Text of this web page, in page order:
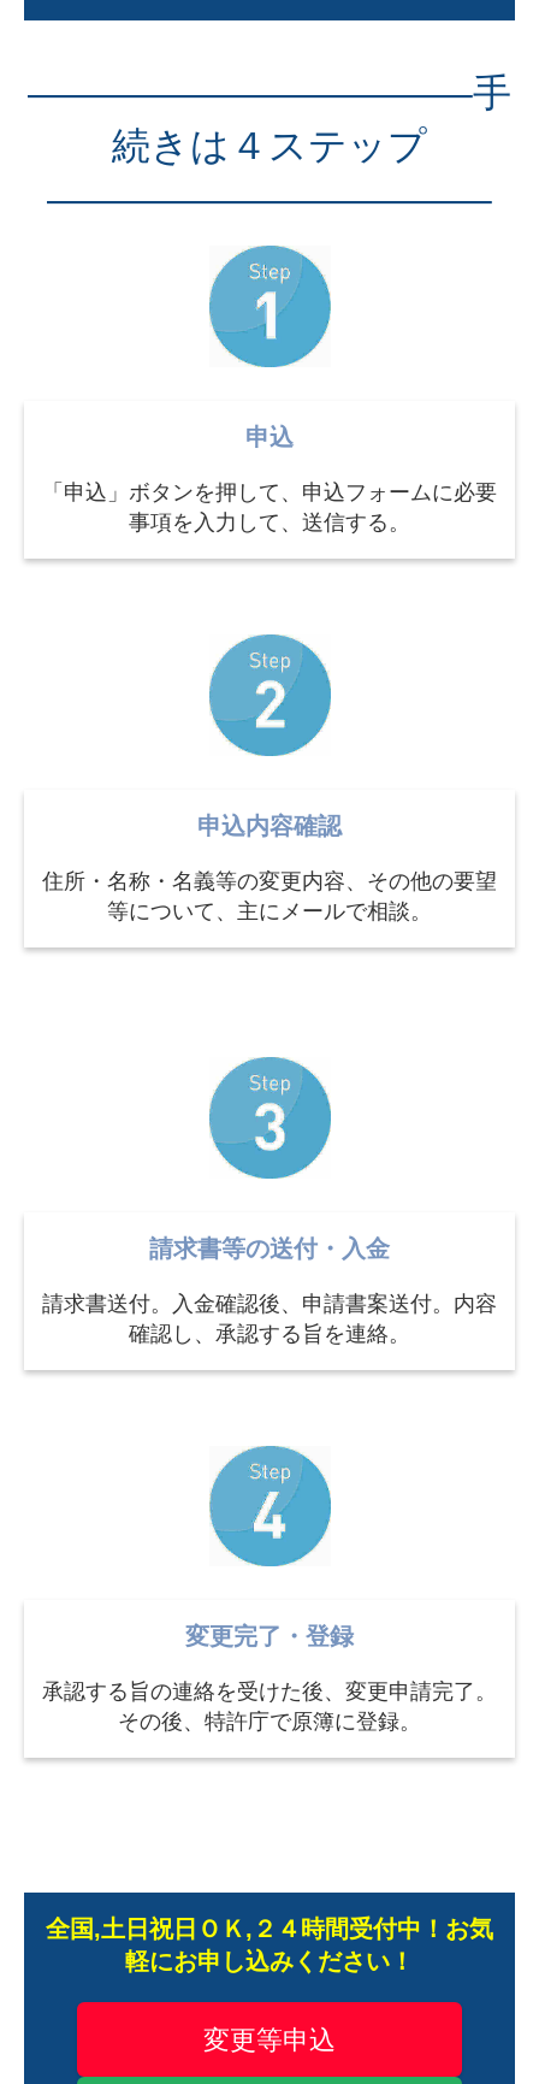
———————————–手
続きは４ステップ
———————————–
申込
「申込」ボタンを押して、申込フォームに必要
事項を入力して、送信する。
申込内容確認
住所・名称・名義等の変更内容、その他の要望
等について、主にメールで相談。
請求書等の送付・入金
請求書送付。入金確認後、申請書案送付。内容
確認し、承認する旨を連絡。
変更完了・登録
承認する旨の連絡を受けた後、変更申請完了。
その後、特許庁で原簿に登録。
全国,土日祝日ＯＫ,２４時間受付中！お気
軽にお申し込みください！
変更等申込